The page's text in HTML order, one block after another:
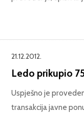
21.12.2012.
Ledo prikupio
Uspješno je
transakcija javne